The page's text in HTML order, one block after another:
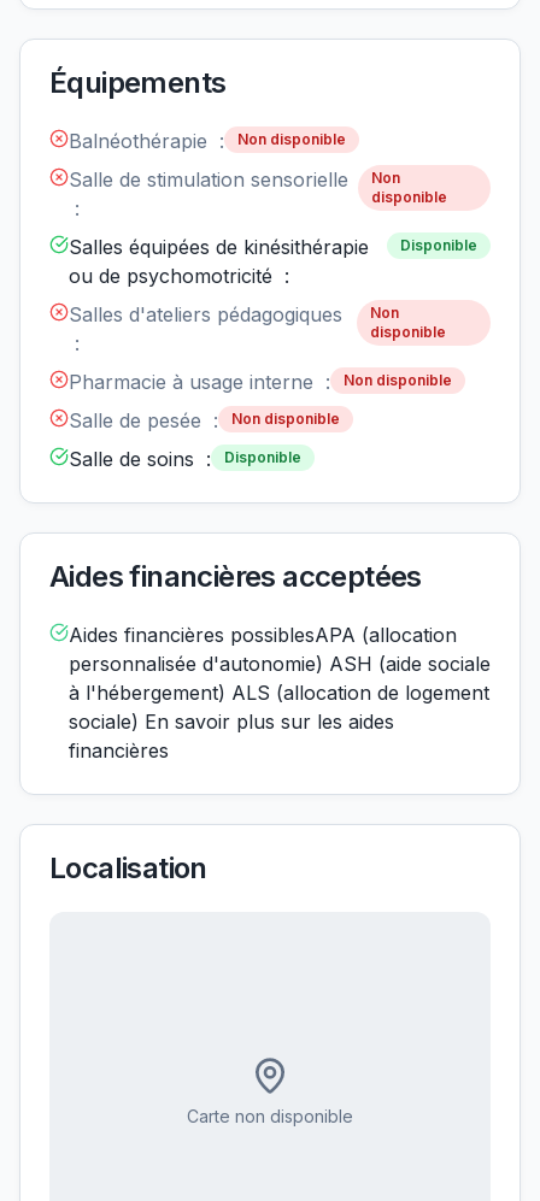
Équipements
Balnéothérapie : Non disponible
Salle de stimulation sensorielle
:
Non
disponible
Salles équipées de kinésithérapie
ou de psychomotricité :
Disponible
Salles d'ateliers pédagogiques
:
Non
disponible
Pharmacie à usage interne : Non disponible
Salle de pesée : Non disponible
Salle de soins : Disponible
Aides financières acceptées
Aides financières possiblesAPA (allocation
personnalisée d'autonomie) ASH (aide sociale
à l'hébergement) ALS (allocation de logement
sociale) En savoir plus sur les aides
financières
Localisation
Carte non disponible